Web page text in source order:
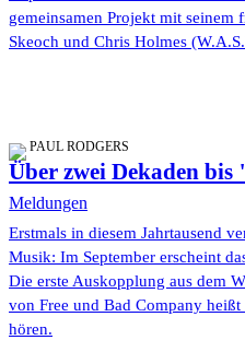
gemeinsamen Projekt mit
Skeoch und Chris Holmes
PAUL RODGERS
Über zwei Dekaden
Meldungen
Erstmals in diesem Jahrtausend
Musik: Im September erscheint
Die erste Auskopplung aus dem
von Free und Bad Company
hören.